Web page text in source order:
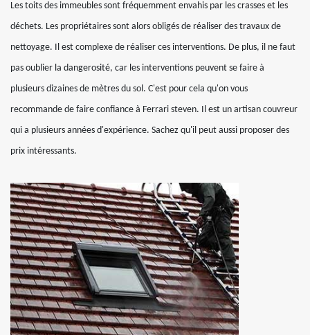
Les toits des immeubles sont fréquemment envahis par les crasses et les
déchets. Les propriétaires sont alors obligés de réaliser des travaux de
nettoyage. Il est complexe de réaliser ces interventions. De plus, il ne faut
pas oublier la dangerosité, car les interventions peuvent se faire à
plusieurs dizaines de mètres du sol. C'est pour cela qu'on vous
recommande de faire confiance à Ferrari steven. Il est un artisan couvreur
qui a plusieurs années d'expérience. Sachez qu'il peut aussi proposer des
prix intéressants.